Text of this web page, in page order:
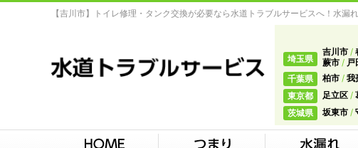
【吉川市】トイレ修理・タンク交換が必要なら水道トラブルサービスへ！
埼玉県
吉川市
蕨市
戸
千葉県
柏市 我
東京都
足立区
茨城県
坂東市